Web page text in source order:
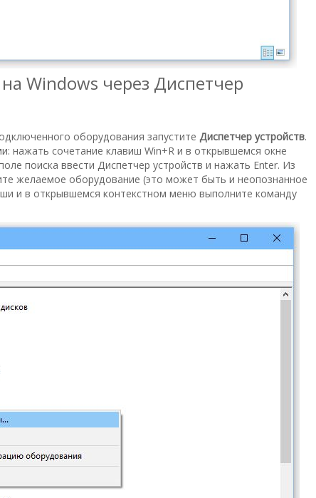
Windows через Диспетчер
оборудования запустите Диспетчер устройств.
нажать сочетание клавиш Win+R и в открывшемся окне
поиска ввести Диспетчер устройств и нажать Enter. Из
желаемое оборудование (это может быть и неопознанное
и в открывшемся контекстном меню выполните команду